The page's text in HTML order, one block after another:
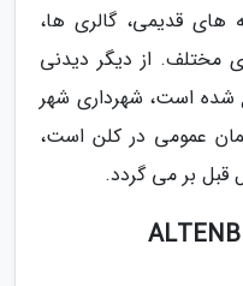
های قدیمی، گالری ها،
مختلف. از دیگر دیدنی
شده است، شهرداری شهر
عمومی در کلن است،